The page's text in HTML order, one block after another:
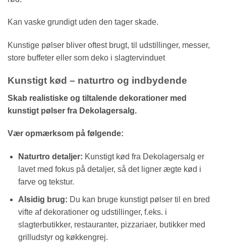
Kan vaske grundigt uden den tager skade.
Kunstige pølser bliver oftest brugt, til udstillinger, messer,
store buffeter eller som deko i slagtervinduet
Kunstigt kød – naturtro og indbydende
Skab realistiske og tiltalende dekorationer med
kunstigt pølser fra Dekolagersalg.
Vær opmærksom på følgende:
Naturtro detaljer: Kunstigt kød fra Dekolagersalg er
lavet med fokus på detaljer, så det ligner ægte kød i
farve og tekstur.
Alsidig brug: Du kan bruge kunstigt pølser til en bred
vifte af dekorationer og udstillinger, f.eks. i
slagterbutikker, restauranter, pizzariaer, butikker med
grilludstyr og køkkengrej.